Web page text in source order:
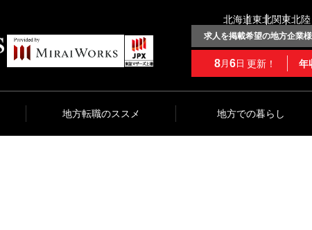
北海道東北関東北
求人を掲載希望の地方企業
8月 6日 更新！ 年
地方転職のススメ 地方での暮らし